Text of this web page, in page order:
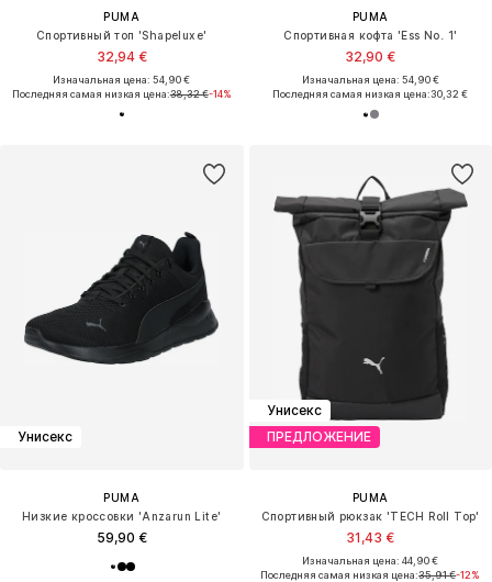
PUMA
Спортивный топ 'Shapeluxe'
32,94 €
Изначальная цена: 54,90 €
Последняя самая низкая цена:38,32 €-14%
PUMA
Спортивная кофта 'Ess No. 1'
32,90 €
Изначальная цена: 54,90 €
Последняя самая низкая цена:30,32 €
Унисекс
PUMA
Низкие кроссовки 'Anzarun Lite'
59,90 €
Унисекс
ПРЕДЛОЖЕНИЕ
PUMA
Спортивный рюкзак 'TECH Roll Top'
31,43 €
Изначальная цена: 44,90 €
Последняя самая низкая цена:35,91 €-12%